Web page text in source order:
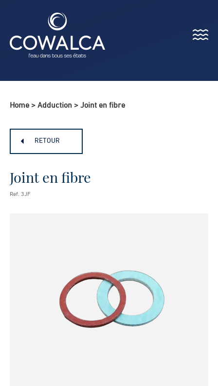
Menu
Home > Adduction > Joint en fibre
RETOUR
Joint en fibre
Ref. 3JF